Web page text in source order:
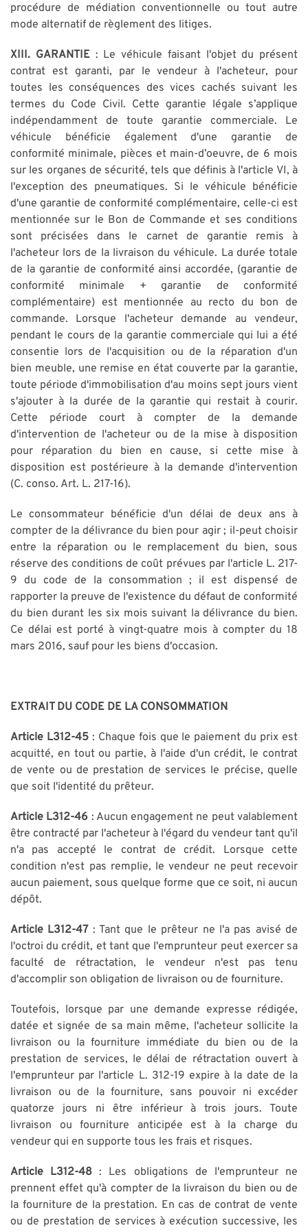
procédure de médiation conventionnelle ou tout autre
mode alternatif de règlement des litiges.
XIII. GARANTIE : Le véhicule faisant l'objet du présent
contrat est garanti, par le vendeur à l'acheteur, pour
toutes les conséquences des vices cachés suivant les
termes du Code Civil. Cette garantie légale s’applique
indépendamment de toute garantie commerciale. Le
véhicule bénéficie également d'une garantie de
conformité minimale, pièces et main-d’oeuvre, de 6 mois
sur les organes de sécurité, tels que définis à l'article VI, à
l'exception des pneumatiques. Si le véhicule bénéficie
d'une garantie de conformité complémentaire, celle-ci est
mentionnée sur le Bon de Commande et ses conditions
sont précisées dans le carnet de garantie remis à
l'acheteur lors de la livraison du véhicule. La durée totale
de la garantie de conformité ainsi accordée, (garantie de
conformité minimale + garantie de conformité
complémentaire) est mentionnée au recto du bon de
commande. Lorsque l'acheteur demande au vendeur,
pendant le cours de la garantie commerciale qui lui a été
consentie lors de l'acquisition ou de la réparation d'un
bien meuble, une remise en état couverte par la garantie,
toute période d'immobilisation d'au moins sept jours vient
s'ajouter à la durée de la garantie qui restait à courir.
Cette période court à compter de la demande
d'intervention de l'acheteur ou de la mise à disposition
pour réparation du bien en cause, si cette mise à
disposition est postérieure à la demande d'intervention
(C. conso. Art. L. 217-16).
Le consommateur bénéficie d'un délai de deux ans à
compter de la délivrance du bien pour agir ; il-peut choisir
entre la réparation ou le remplacement du bien, sous
réserve des conditions de coût prévues par l'article L. 217-
9 du code de la consommation ; il est dispensé de
rapporter la preuve de l'existence du défaut de conformité
du bien durant les six mois suivant la délivrance du bien.
Ce délai est porté à vingt-quatre mois à compter du 18
mars 2016, sauf pour les biens d'occasion.
EXTRAIT DU CODE DE LA CONSOMMATION
Article L312-45: Chaque fois que le paiement du prix est
acquitté, en tout ou partie, à l'aide d'un crédit, le contrat
de vente ou de prestation de services le précise, quelle
que soit l'identité du prêteur.
Article L312-46 : Aucun engagement ne peut valablement
être contracté par l'acheteur à l'égard du vendeur tant qu'il
n'a pas accepté le contrat de crédit. Lorsque cette
condition n'est pas remplie, le vendeur ne peut recevoir
aucun paiement, sous quelque forme que ce soit, ni aucun
dépôt.
Article L312-47: Tant que le prêteur ne l'a pas avisé de
l'octroi du crédit, et tant que l'emprunteur peut exercer sa
faculté de rétractation, le vendeur n'est pas tenu
d'accomplir son obligation de livraison ou de fourniture.
Toutefois, lorsque par une demande expresse rédigée,
datée et signée de sa main même, l'acheteur sollicite la
livraison ou la fourniture immédiate du bien ou de la
prestation de services, le délai de rétractation ouvert à
l'emprunteur par l'article L. 312-19 expire à la date de la
livraison ou de la fourniture, sans pouvoir ni excéder
quatorze jours ni être inférieur à trois jours. Toute
livraison ou fourniture anticipée est à la charge du
vendeur qui en supporte tous les frais et risques.
Article L312-48 : Les obligations de l'emprunteur ne
prennent effet qu'à compter de la livraison du bien ou de
la fourniture de la prestation. En cas de contrat de vente
ou de prestation de services à exécution successive, les